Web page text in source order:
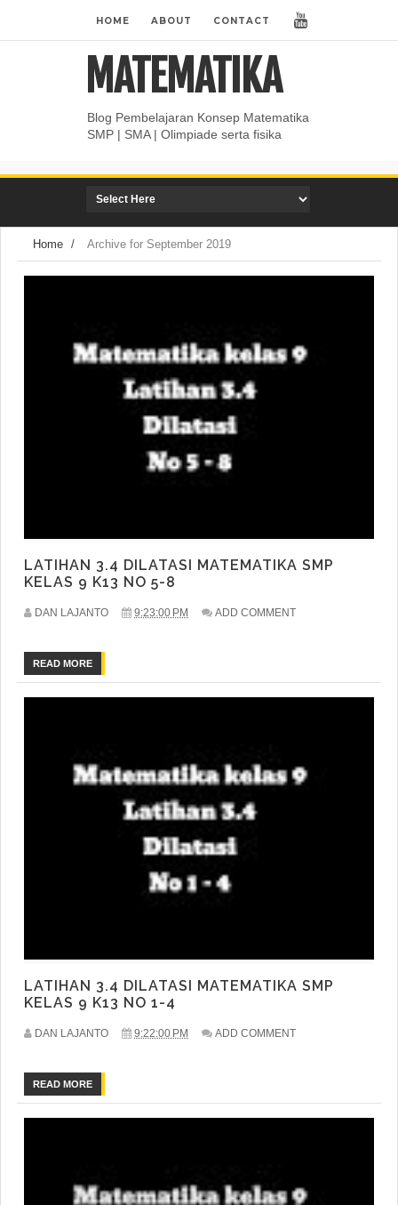
HOME ABOUT CONTACT
MATEMATIKA
Blog Pembelajaran Konsep Matematika
SMP | SMA | Olimpiade serta fisika
Home / Archive for September 2019
LATIHAN 3.4 DILATASI MATEMATIKA SMP
KELAS 9 K13 NO 5-8
DAN LAJANTO 9:23:00 PM ADD COMMENT
READ MORE
LATIHAN 3.4 DILATASI MATEMATIKA SMP
KELAS 9 K13 NO 1-4
DAN LAJANTO 9:22:00 PM ADD COMMENT
READ MORE